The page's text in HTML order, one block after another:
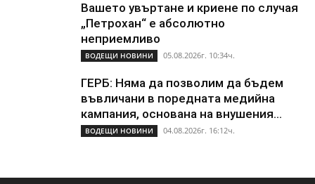
Вашето увъртане и криене по случая
„Петрохан“ е абсолютно
неприемливо
ВОДЕЩИ НОВИНИ 05.08.2026г. 10:34ч.
ГЕРБ: Няма да позволим да бъдем
въвличани в поредната медийна
кампания, основана на внушения...
ВОДЕЩИ НОВИНИ 04.08.2026г. 16:12ч.